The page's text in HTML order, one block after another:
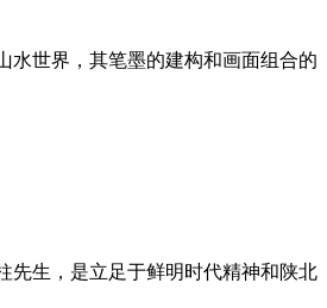
水世界，其笔墨的建构和画面组合的
先生，是立足于鲜明时代精神和陕北